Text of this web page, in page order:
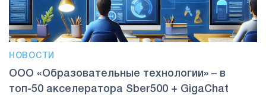
НОВОСТИ
ООО «Образовательные технологии» – в
топ-50 акселератора Sber500 + GigaChat